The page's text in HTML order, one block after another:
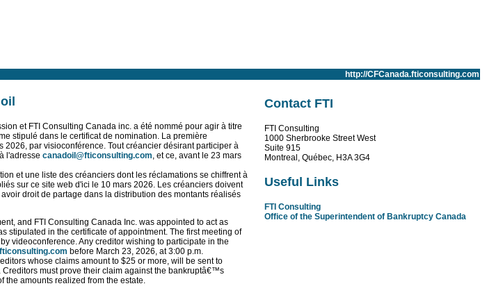
http://CFCanada.fticonsulting.com
et FTI Consulting Canada inc. a été nommé pour agir à titre
stipulé dans le certificat de nomination. La première
par visioconférence. Tout créancier désirant participer à
l'adresse canadoil@fticonsulting.com, et ce, avant le 23 mars
et une liste des créanciers dont les réclamations se chiffrent à
sur ce site web d'ici le 10 mars 2026. Les créanciers doivent
droit de partage dans la distribution des montants réalisés
and FTI Consulting Canada Inc. was appointed to act as
stipulated in the certificate of appointment. The first meeting of
videoconference. Any creditor wishing to participate in the
before March 23, 2026, at 3:00 p.m.
whose claims amount to $25 or more, will be sent to
must prove their claim against the bankruptâ€™s
the amounts realized from the estate.
Contact FTI
FTI Consulting
1000 Sherbrooke Street West
Suite 915
Montreal, Québec, H3A 3G4
Useful Links
FTI Consulting
Office of the Superintendent of Bankruptcy Canada